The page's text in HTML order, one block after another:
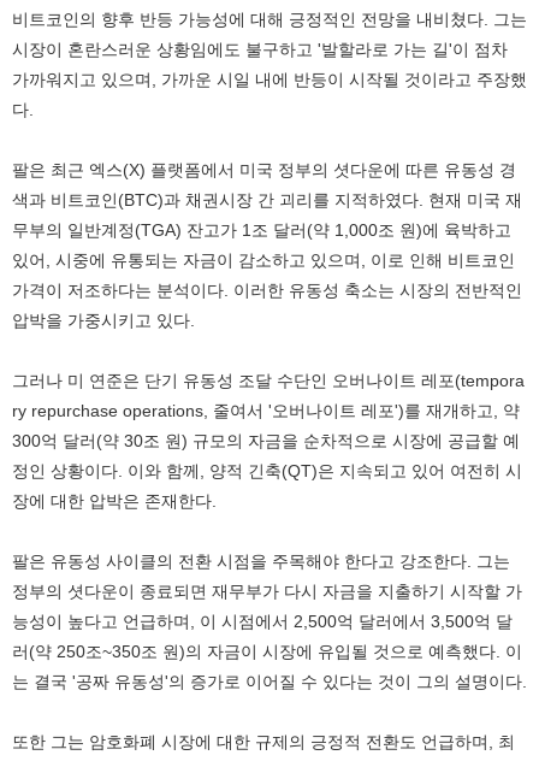
비트코인의 향후 반등 가능성에 대해 긍정적인 전망을 내비쳤다. 그는
시장이 혼란스러운 상황임에도 불구하고 '발할라로 가는 길'이 점차
가까워지고 있으며, 가까운 시일 내에 반등이 시작될 것이라고 주장했
다.
팔은 최근 엑스(X) 플랫폼에서 미국 정부의 셧다운에 따른 유동성 경
색과 비트코인(BTC)과 채권시장 간 괴리를 지적하였다. 현재 미국 재
무부의 일반계정(TGA) 잔고가 1조 달러(약 1,000조 원)에 육박하고
있어, 시중에 유통되는 자금이 감소하고 있으며, 이로 인해 비트코인
가격이 저조하다는 분석이다. 이러한 유동성 축소는 시장의 전반적인
압박을 가중시키고 있다.
그러나 미 연준은 단기 유동성 조달 수단인 오버나이트 레포(tempora
ry repurchase operations, 줄여서 '오버나이트 레포')를 재개하고, 약
300억 달러(약 30조 원) 규모의 자금을 순차적으로 시장에 공급할 예
정인 상황이다. 이와 함께, 양적 긴축(QT)은 지속되고 있어 여전히 시
장에 대한 압박은 존재한다.
팔은 유동성 사이클의 전환 시점을 주목해야 한다고 강조한다. 그는
정부의 셧다운이 종료되면 재무부가 다시 자금을 지출하기 시작할 가
능성이 높다고 언급하며, 이 시점에서 2,500억 달러에서 3,500억 달
러(약 250조~350조 원)의 자금이 시장에 유입될 것으로 예측했다. 이
는 결국 '공짜 유동성'의 증가로 이어질 수 있다는 것이 그의 설명이다.
또한 그는 암호화폐 시장에 대한 규제의 긍정적 전환도 언급하며, 최